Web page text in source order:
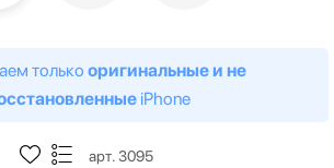
только оригинальные и не
iPhone
арт. 3095